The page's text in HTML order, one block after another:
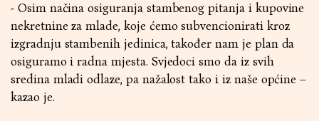
- Osim načina osiguranja stambenog pitanja i kupovine
nekretnine za mlade, koje ćemo subvencionirati kroz
izgradnju stambenih jedinica, također nam je plan da
osiguramo i radna mjesta. Svjedoci smo da iz svih
sredina mladi odlaze, pa nažalost tako i iz naše općine –
kazao je.